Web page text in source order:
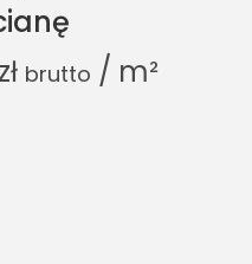
zł brutto / m²